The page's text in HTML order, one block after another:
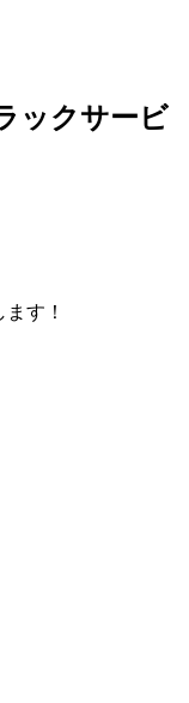
ックサービ
す！